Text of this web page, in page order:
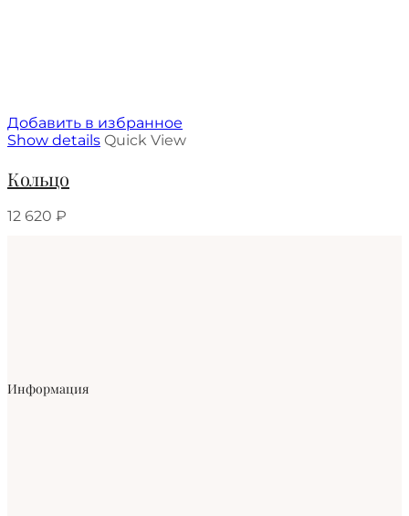
Добавить в избранное
Show details Quick View
Кольцо
12 620 ₽
Информация